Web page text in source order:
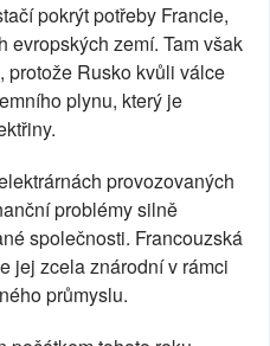
pokrýt potřeby Francie,
evropských zemí. Tam však
protože Rusko kvůli válce
plynu, který je
provozovaných
problémy silně
společnosti. Francouzská
jej zcela znárodní v rámci
průmyslu.